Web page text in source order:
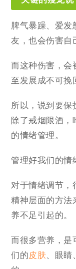
脾气暴躁、爱发
友，也会伤害自
而这种伤害，会
至发展成不可挽
所以，说到要保
除了戒烟限酒，
的情绪管理。
管理好我们的情
对于情绪调节，
精神层面的方法
养不足引起的。
而很多营养，是
们的皮肤、眼睛